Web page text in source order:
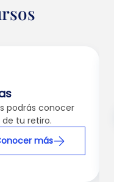
podrás conocer
tu retiro.
más